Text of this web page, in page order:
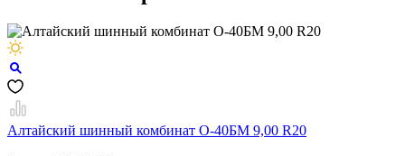
Алтайский шинный комбинат О-40БМ 9,00 R20